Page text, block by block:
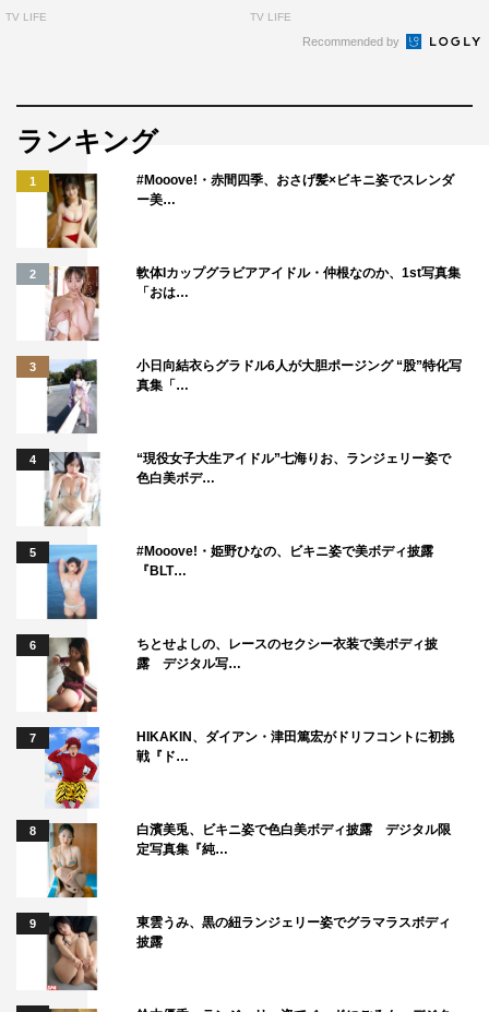
TV LIFE TV LIFE
Recommended by
ランキング
1
#Mooove!・赤間四季、おさげ髪×ビキニ姿でスレンダ
ー美…
2
軟体Iカップグラビアアイドル・仲根なのか、1st写真集
「おは…
3
小日向結衣らグラドル6人が大胆ポージング “股”特化写
真集「…
4
“現役女子大生アイドル”七海りお、ランジェリー姿で
色白美ボデ…
5
#Mooove!・姫野ひなの、ビキニ姿で美ボディ披露
『BLT…
6
ちとせよしの、レースのセクシー衣装で美ボディ披
露 デジタル写…
7
HIKAKIN、ダイアン・津田篤宏がドリフコントに初挑
戦『ド…
8
白濱美兎、ビキニ姿で色白美ボディ披露 デジタル限
定写真集『純…
9
東雲うみ、黒の紐ランジェリー姿でグラマラスボディ
披露